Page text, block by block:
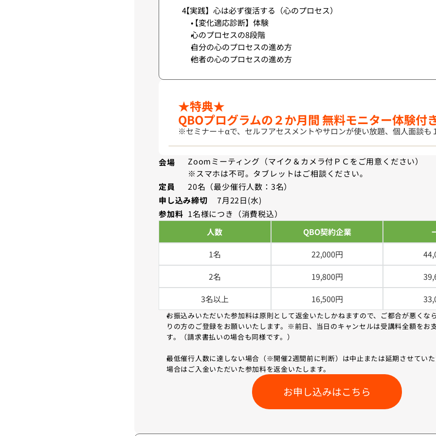
【実践】心は必ず復活する（心のプロセス）
【変化適応診断】体験
心のプロセスの8段階
自分の心のプロセスの進め方
他者の心のプロセスの進め方
★特典★
QBOプログラムの２か月間 無料モニター体験付
※セミナー＋αで、セルフアセスメントやサロンが使い放題、個人面談も
会場
Zoomミーティング（マイク＆カメラ付ＰＣをご用意ください）
※スマホは不可。タブレットはご相談ください。
定員
20名（最少催行人数：3名）
申し込み締切
7月22日(水)
参加料 1名様につき（消費税込）
人数
QBO契約企業
1名
22,000円
2名
19,800円
3名以上
16,500円
お振込みいただいた参加料は原則として返金いたしかねますので、ご都合が悪くな
りの方のご登録をお願いいたします。※前日、当日のキャンセルは受講料全額をお
す。（請求書払いの場合も同様です。）
最低催行人数に達しない場合（※開催2週間前に判断）は中止または延期させてい
場合はご入金いただいた参加料を返金いたします。
お申し込みはこちら